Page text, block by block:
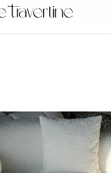
transport réduit à 149 €